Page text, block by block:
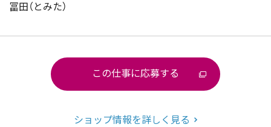
冨田（とみた）
この仕事に応募する
ショップ情報を詳しく見る